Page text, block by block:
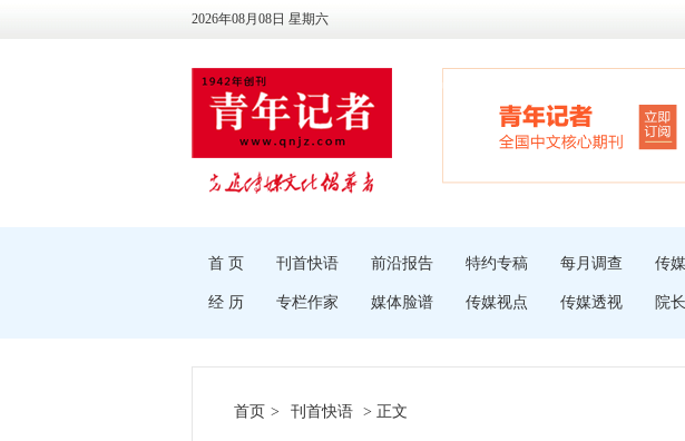
2026年08月08日 星期六
首 页 刊首快语 前沿报告 特约专稿 每月调查 传
经 历 专栏作家 媒体脸谱 传媒视点 传媒透视 院
首页 > 刊首快语 > 正文